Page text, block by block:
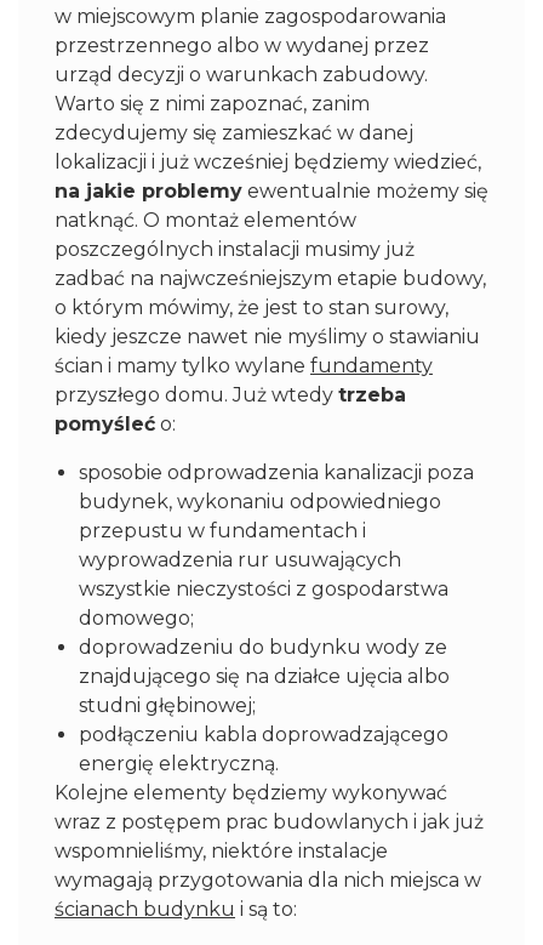
w miejscowym planie zagospodarowania
przestrzennego albo w wydanej przez
urząd decyzji o warunkach zabudowy.
Warto się z nimi zapoznać, zanim
zdecydujemy się zamieszkać w danej
lokalizacji i już wcześniej będziemy wiedzieć,
na jakie problemy ewentualnie możemy się
natknąć. O montaż elementów
poszczególnych instalacji musimy już
zadbać na najwcześniejszym etapie budowy,
o którym mówimy, że jest to stan surowy,
kiedy jeszcze nawet nie myślimy o stawianiu
ścian i mamy tylko wylane fundamenty
przyszłego domu. Już wtedy trzeba
pomyśleć o:
sposobie odprowadzenia kanalizacji poza
budynek, wykonaniu odpowiedniego
przepustu w fundamentach i
wyprowadzenia rur usuwających
wszystkie nieczystości z gospodarstwa
domowego;
doprowadzeniu do budynku wody ze
znajdującego się na działce ujęcia albo
studni głębinowej;
podłączeniu kabla doprowadzającego
energię elektryczną.
Kolejne elementy będziemy wykonywać
wraz z postępem prac budowlanych i jak już
wspomnieliśmy, niektóre instalacje
wymagają przygotowania dla nich miejsca w
ścianach budynku i są to: